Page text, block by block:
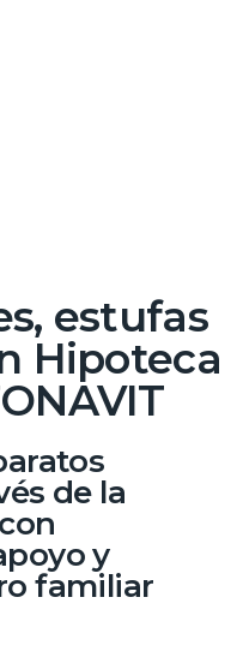
estufas
Hipoteca
de la
y
familiar